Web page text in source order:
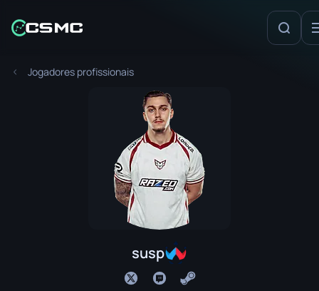
Jogadores profissionais
susp